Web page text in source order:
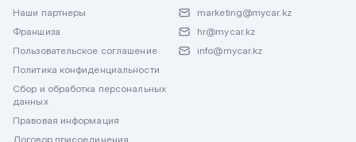
Наши партнеры
Франшиза
Пользовательское соглашение
Политика конфиденциальности
Сбор и обработка персональных
данных
Правовая информация
Договор присоединения
marketing@mycar.kz
hr@mycar.kz
info@mycar.kz